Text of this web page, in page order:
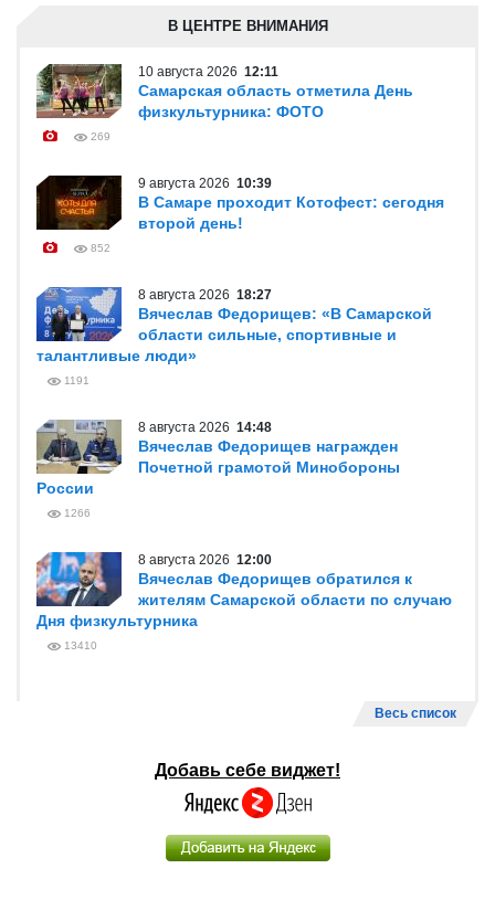
В ЦЕНТРЕ ВНИМАНИЯ
10 августа 2026 12:11
Самарская область отметила День
физкультурника: ФОТО
269
9 августа 2026 10:39
В Самаре проходит Котофест: сегодня
второй день!
852
8 августа 2026 18:27
Вячеслав Федорищев: «В Самарской
области сильные, спортивные и
талантливые люди»
1191
8 августа 2026 14:48
Вячеслав Федорищев награжден
Почетной грамотой Минобороны
России
1266
8 августа 2026 12:00
Вячеслав Федорищев обратился к
жителям Самарской области по случаю
Дня физкультурника
13410
Весь список
Добавь себе виджет!